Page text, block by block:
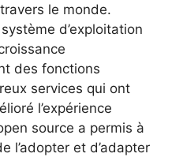
le monde.
d’exploitation
des fonctions
services qui ont
l’expérience
source a permis à
l’adopter et d’adapter